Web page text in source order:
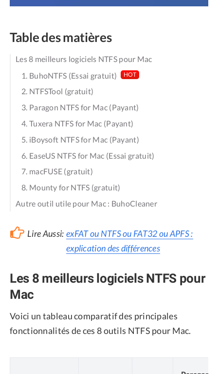
Table des matières
Les 8 meilleurs logiciels NTFS pour Mac
1. BuhoNTFS (Essai gratuit)
HOT
2. NTFSTool (gratuit)
3. Paragon NTFS for Mac (Payant)
4. Tuxera NTFS for Mac (Payant)
5. iBoysoft NTFS for Mac (Payant)
6. EaseUS NTFS for Mac (Essai gratuit)
7. macFUSE (gratuit)
8. Mounty for NTFS (gratuit)
Autre outil utile pour Mac : BuhoCleaner
Lire Aussi: exFAT ou NTFS ou FAT32 ou APFS :
explication des différences
Les 8 meilleurs logiciels NTFS pour
Mac
Voici un tableau comparatif des principales
fonctionnalités de ces 8 outils NTFS pour Mac.